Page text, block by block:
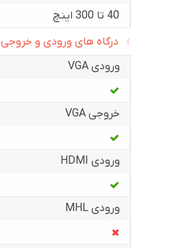
40 تا 300 اینچ
درگاه های ورودی و خروجی
ورودی VGA
خروجی VGA
ورودی HDMI
ورودی MHL